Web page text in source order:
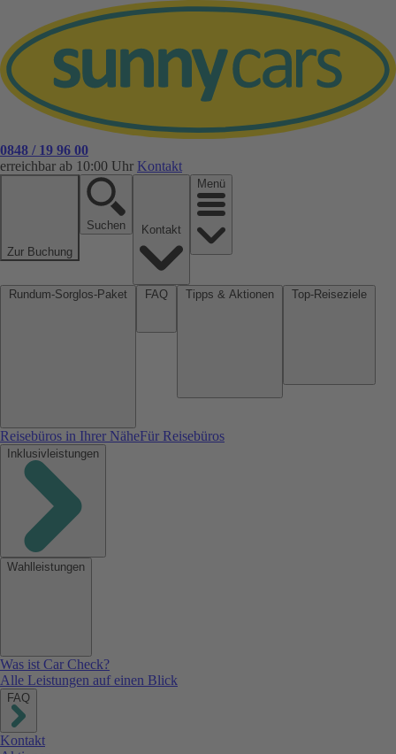
0848 / 19 96 00
erreichbar ab 10:00 Uhr Kontakt
Zur Buchung
Suchen
Menü
Reisebüros in Ihrer NäheFür Reisebüros
Inklusivleistungen
Wahlleistungen
Was ist Car Check?
Alle Leistungen auf einen Blick
FAQ
Kontakt